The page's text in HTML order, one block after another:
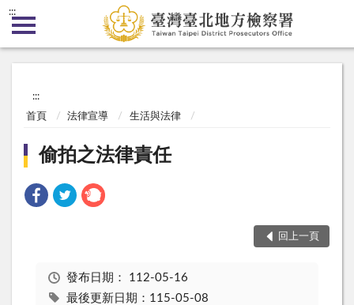
:::
:::
首頁 法律宣導 生活與法律
偷拍之法律責任
回上一頁
發布日期： 112-05-16
最後更新日期：115-05-08